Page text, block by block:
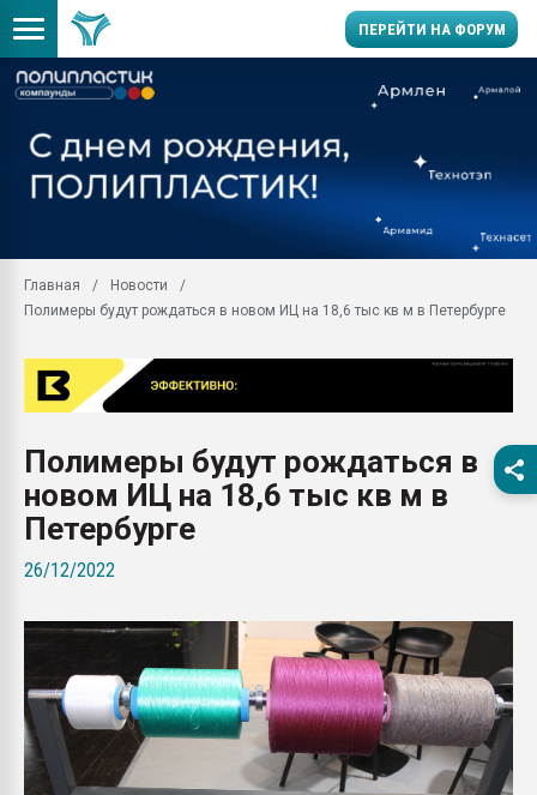
ПЕРЕЙТИ НА ФОРУМ
умельцы изготовили
Продажа готового
производство SPC
29.07.2026 ФРП помог
ближайшее
Подмосковье, Москва
ситуацией на
ПЕРЕЙТИ НА
Главная
Новости
Полимеры будут рождаться в новом ИЦ на 18,6 тыс кв м в Петербурге
Полимеры будут рождаться в
новом ИЦ на 18,6 тыс кв м в
Петербурге
26/12/2022